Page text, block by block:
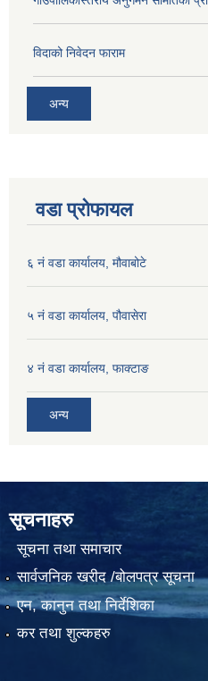
विदाको निवेदन फाराम
अन्य
वडा प्रोफायल
६ नं वडा कार्यालय, मौवाबोटे
५ नं वडा कार्यालय, पौवासेरा
४ नं वडा कार्यालय, फाक्टाङ
अन्य
सूचनाहरु
सूचना तथा समाचार
सार्वजनिक खरीद /बोलपत्र सूचना
एन, कानुन तथा निर्देशिका
कर तथा शुल्कहरु